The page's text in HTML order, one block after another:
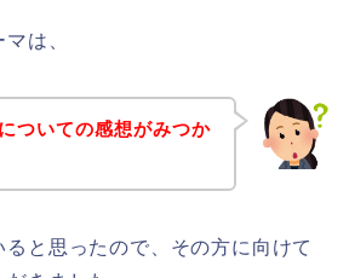
は、
ついての感想がみつか
ると思ったので、その方に向けて